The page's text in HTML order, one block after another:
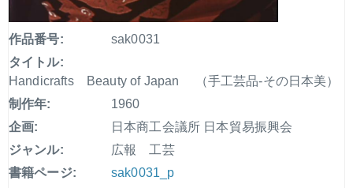
作品番号:
sak0031
タイトル:
Handicrafts Beauty of Japan （手工芸品-その日本美）
制作年:
1960
企画:
日本商工会議所 日本貿易振興会
ジャンル:
広報 工芸
書籍ページ:
sak0031_p